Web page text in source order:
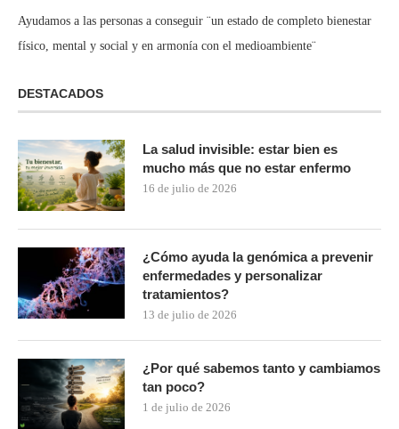
Ayudamos a las personas a conseguir ¨un estado de completo bienestar
físico, mental y social y en armonía con el medioambiente¨
DESTACADOS
La salud invisible: estar bien es
mucho más que no estar enfermo
16 de julio de 2026
¿Cómo ayuda la genómica a prevenir
enfermedades y personalizar
tratamientos?
13 de julio de 2026
¿Por qué sabemos tanto y cambiamos
tan poco?
1 de julio de 2026